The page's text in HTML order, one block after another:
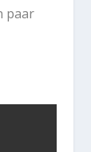
paar